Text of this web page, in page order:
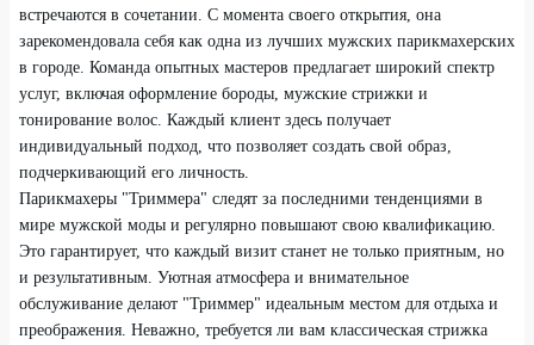
встречаются в сочетании. С момента своего открытия, она
зарекомендовала себя как одна из лучших мужских парикмахерских
в городе. Команда опытных мастеров предлагает широкий спектр
услуг, включая оформление бороды, мужские стрижки и
тонирование волос. Каждый клиент здесь получает
индивидуальный подход, что позволяет создать свой образ,
подчеркивающий его личность.
Парикмахеры "Триммера" следят за последними тенденциями в
мире мужской моды и регулярно повышают свою квалификацию.
Это гарантирует, что каждый визит станет не только приятным, но
и результативным. Уютная атмосфера и внимательное
обслуживание делают "Триммер" идеальным местом для отдыха и
преображения. Неважно, требуется ли вам классическая стрижка